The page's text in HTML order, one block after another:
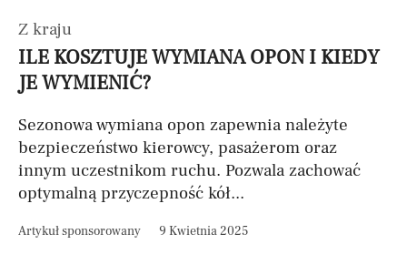
Z kraju
ILE KOSZTUJE WYMIANA OPON I KIEDY
JE WYMIENIĆ?
Sezonowa wymiana opon zapewnia należyte
bezpieczeństwo kierowcy, pasażerom oraz
innym uczestnikom ruchu. Pozwala zachować
optymalną przyczepność kół...
Artykuł sponsorowany 9 Kwietnia 2025